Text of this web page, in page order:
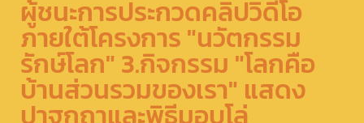
ผู้ชนะการประกวดคลิปวิดีโอ
ภายใต้โครงการ "นวัตกรรม
รักษ์โลก" 3.กิจกรรม "โลกคือ
บ้านส่วนรวมของเรา" แสดง